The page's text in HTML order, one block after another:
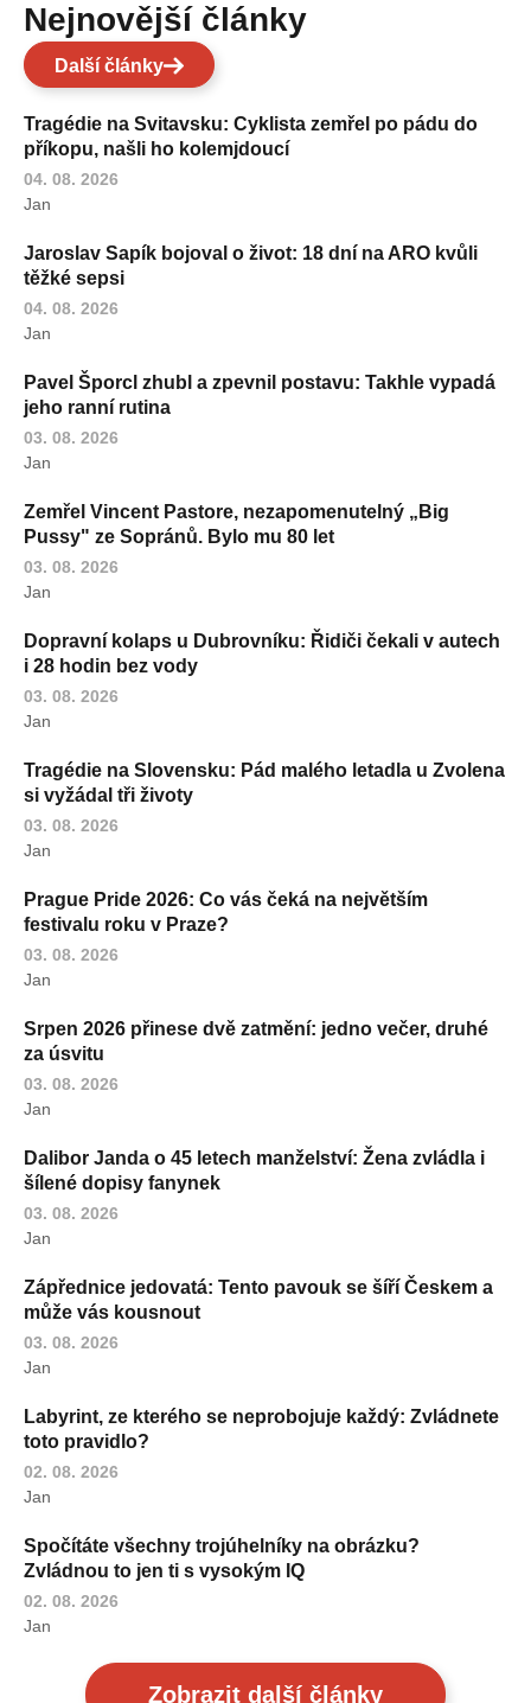
Nejnovější články
Další články
Tragédie na Svitavsku: Cyklista zemřel po pádu do
příkopu, našli ho kolemjdoucí
04. 08. 2026
Jan
Jaroslav Sapík bojoval o život: 18 dní na ARO kvůli
těžké sepsi
04. 08. 2026
Jan
Pavel Šporcl zhubl a zpevnil postavu: Takhle vypadá
jeho ranní rutina
03. 08. 2026
Jan
Zemřel Vincent Pastore, nezapomenutelný „Big
Pussy" ze Sopránů. Bylo mu 80 let
03. 08. 2026
Jan
Dopravní kolaps u Dubrovníku: Řidiči čekali v autech
i 28 hodin bez vody
03. 08. 2026
Jan
Tragédie na Slovensku: Pád malého letadla u Zvolena
si vyžádal tři životy
03. 08. 2026
Jan
Prague Pride 2026: Co vás čeká na největším
festivalu roku v Praze?
03. 08. 2026
Jan
Srpen 2026 přinese dvě zatmění: jedno večer, druhé
za úsvitu
03. 08. 2026
Jan
Dalibor Janda o 45 letech manželství: Žena zvládla i
šílené dopisy fanynek
03. 08. 2026
Jan
Zápřednice jedovatá: Tento pavouk se šíří Českem a
může vás kousnout
03. 08. 2026
Jan
Labyrint, ze kterého se neprobojuje každý: Zvládnete
toto pravidlo?
02. 08. 2026
Jan
Spočítáte všechny trojúhelníky na obrázku?
Zvládnou to jen ti s vysokým IQ
02. 08. 2026
Jan
Zobrazit další články